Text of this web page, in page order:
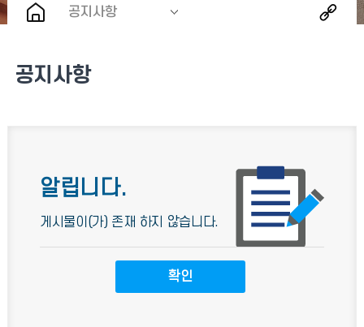
공지사항
공지사항
알립니다.
게시물이(가) 존재 하지 않습니다.